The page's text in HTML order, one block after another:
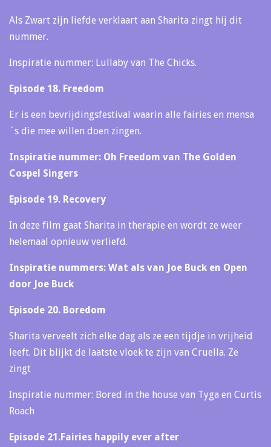
Als Zwart zijn liefde verklaart aan Sharita zingt hij dit
nummer.
Inspiratie nummer: Lullaby van The Chicks.
Episode 18. Freedom
Er is een bevrijdingsfestival waarin alle fairies en mensa
´s die mee willen doen zingen.
Inspiratie nummer: Oh Freedom van The Golden
Cospel Singers
Episode 19. Recovery
In deze film gaat Sharita in therapie en wordt ze weer
helemaal opnieuw verliefd.
Inspiratie nummers: Wat als van Joe Buck en Open
door Joe Buck
Episode 20. Boredom
Sharita verveelt zich elke dag als ze een tijdje in vrijheid
leeft. Dit blijkt de laatste vloek te zijn van Cruella. Ze
zingt
Inspiratie nummer: Bored in the house van Tyga en Curtis
Roach
Episode 21.Fairies happily ever after